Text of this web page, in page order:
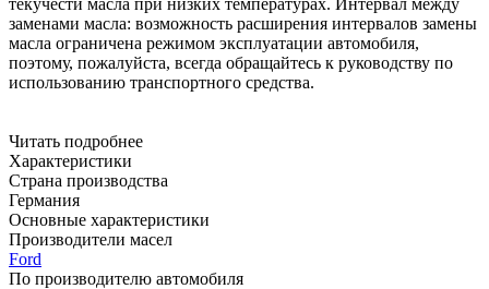
заменами масла: возможность расширения интервалов замены
масла ограничена режимом эксплуатации автомобиля,
поэтому, пожалуйста, всегда обращайтесь к руководству по
использованию транспортного средства.
Читать подробнее
Характеристики
Страна производства
Германия
Основные характеристики
Производители масел
Ford
По производителю автомобиля